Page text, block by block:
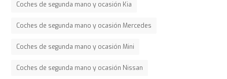
Coches de segunda mano y ocasión Kia
Coches de segunda mano y ocasión Mercedes
Coches de segunda mano y ocasión Mini
Coches de segunda mano y ocasión Nissan